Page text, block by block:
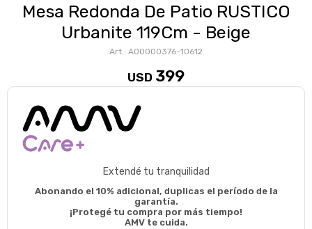
Mesa Redonda De Patio RUSTICO
Urbanite 119Cm - Beige
A00000376-10612
USD 399
Extendé tu tranquilidad
Abonando el 10% adicional, duplicas el período de la
garantía.
¡Protegé tu compra por más tiempo!
AMV te cuida.